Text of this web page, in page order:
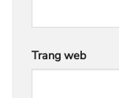
Trang web